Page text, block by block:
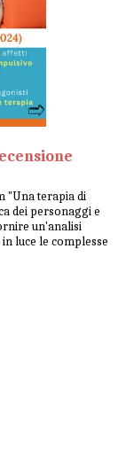
"Una terapia di
dei personaggi e
un'analisi
luce le complesse